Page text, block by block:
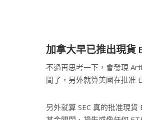
加拿大早已推出現貨
不過再思考一下，會發現
間了，另外就算美國在批准
另外就算 SEC 真的批准現